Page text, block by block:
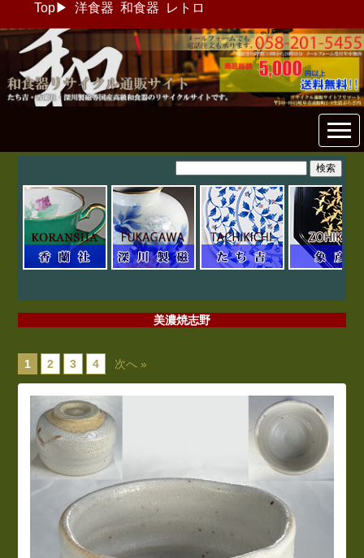
Top▶ 洋食器 和食器 レトロ
和食器リサイクル通販専門店
フリマート
美濃焼志野
1 2 3 4 次へ »